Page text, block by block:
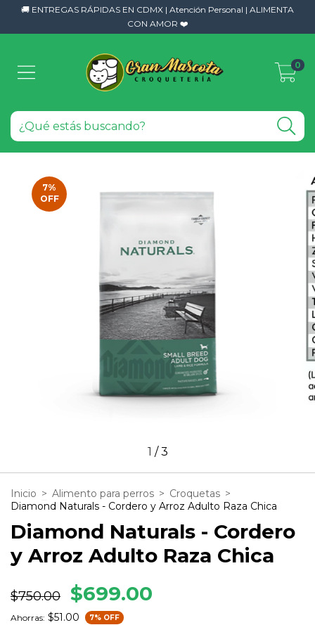
🚚 ENTREGAS RÁPIDAS EN CDMX | Atención Personal | ALIMENTA
CON AMOR ❤️
0
7%
OFF
1 /3
Inicio > Alimento para perros > Croquetas >
Diamond Naturals - Cordero y Arroz Adulto Raza Chica
Diamond Naturals - Cordero
y Arroz Adulto Raza Chica
$750.00 $699.00
Ahorras: $51.00 7% OFF